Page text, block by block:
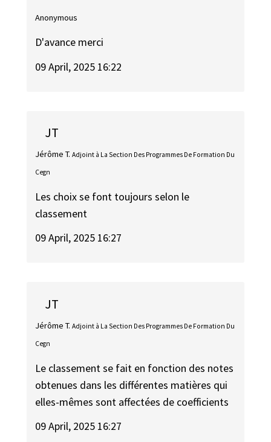
Anonymous
D'avance merci
09 April, 2025 16:22
JT
Jérôme T. Adjoint à La Section Des Programmes De Formation Du
Cegn
Les choix se font toujours selon le
classement
09 April, 2025 16:27
JT
Jérôme T. Adjoint à La Section Des Programmes De Formation Du
Cegn
Le classement se fait en fonction des notes
obtenues dans les différentes matières qui
elles-mêmes sont affectées de coefficients
09 April, 2025 16:27